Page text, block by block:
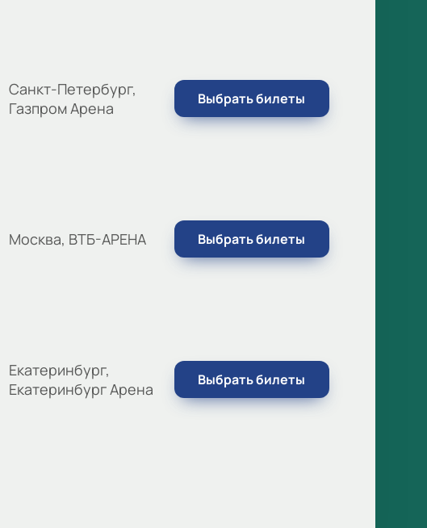
Санкт-Петербург,
Газпром Арена
Выбрать билеты
Москва, ВТБ-АРЕНА Выбрать билеты
Екатеринбург,
Екатеринбург Арена
Выбрать билеты